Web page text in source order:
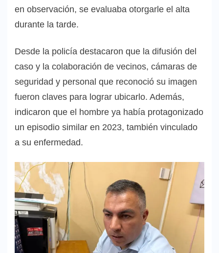
en observación, se evaluaba otorgarle el alta
durante la tarde.
Desde la policía destacaron que la difusión del
caso y la colaboración de vecinos, cámaras de
seguridad y personal que reconoció su imagen
fueron claves para lograr ubicarlo. Además,
indicaron que el hombre ya había protagonizado
un episodio similar en 2023, también vinculado
a su enfermedad.